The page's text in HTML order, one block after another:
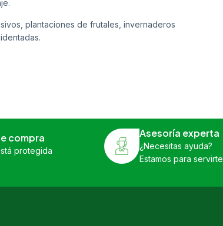
plantaciones de frutales, invernaderos
compra
protegida
Asesoría experta
¿Necesitas ayuda?
Estamos para servirte